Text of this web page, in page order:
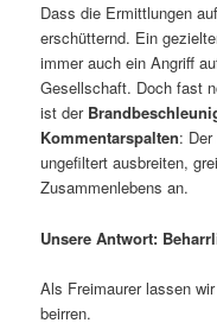
Dass die Ermittlungen auf
erschütternd. Ein
immer auch ein Angriff
Gesellschaft. Doch fast
ist der
Kommentarspalten:
ungefiltert ausbreiten,
Zusammenlebens an.
Unsere Antwort:
Als Freimaurer lassen
beirren.